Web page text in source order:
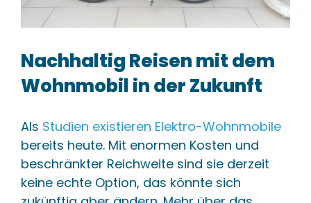
Nachhaltig Reisen mit dem
Wohnmobil in der Zukunft
Als Studien existieren Elektro-Wohnmobile
bereits heute. Mit enormen Kosten und
beschränkter Reichweite sind sie derzeit
keine echte Option, das könnte sich